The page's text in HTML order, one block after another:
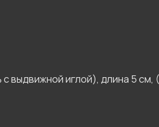
выдвижной иглой), длина 5 см,